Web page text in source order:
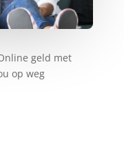
geld met
op weg